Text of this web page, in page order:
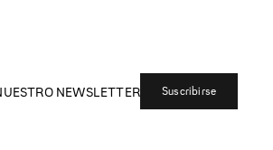
NEWSLETTER Suscribirse